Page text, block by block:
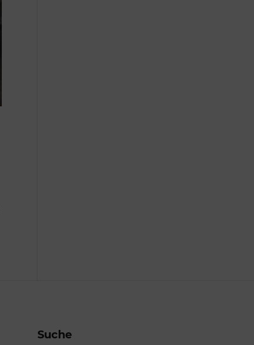
Suche